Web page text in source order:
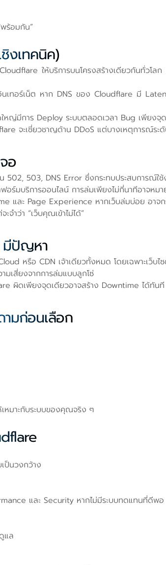
พร้อมกัน”
งเทคนิค)
ให้บริการบนโครงสร้างเดียวกันทั่ว
ทอร์เน็ต หาก DNS ของ Cloudflare มี
ญ่มีการ Deploy ระบบตลอดเวลา Bug เพียงจุ
จะเชี่ยวชาญด้าน DDoS แต่บางเหตุการณ์ระ
อ
น 502, 503, DNS Error ซึ่งกระทบประสบการณ์ใ
ร์มบริการออนไลน์ การล่มเพียงไม่กี่นาทีอาจหม
และ Page Experience หากเว็บล่มบ่อย อาจก
ำว่า “เว็บคุณเข้าไม่ได้”
มีปัญหา
หรือ CDN เจ้าเดียวทั้งหมด โดยเฉพาะเว็บไ
เสี่ยงจากการล่มแบบลูกโซ่
ผิดเพียงจุดเดียวอาจสร้าง Downtime ได้ทันที
มก่อนเลือก
หมาะกับระบบของคุณจริง ๆ
ป็นวงกว้าง
และ Security หากไม่มีระบบทดแทนที่ดีพอ
แล